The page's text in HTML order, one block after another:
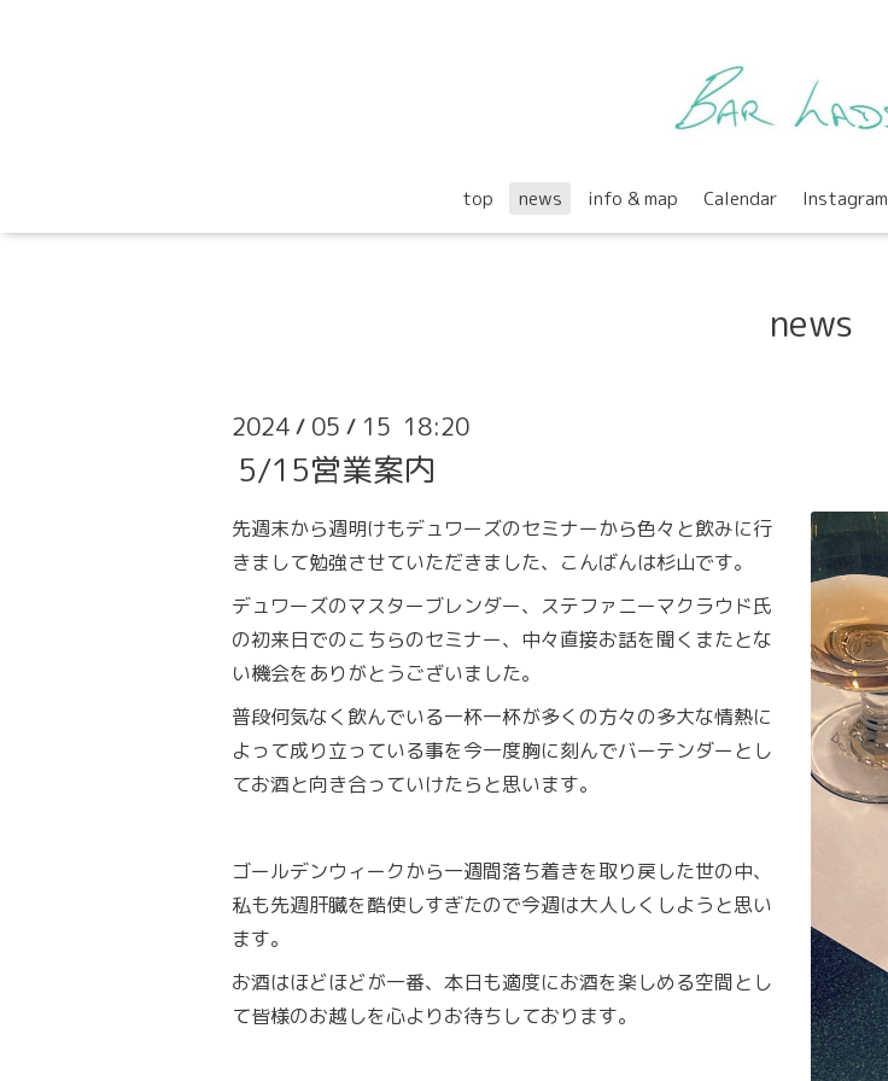
top news info & map Calendar Instagram
news
2024 / 05 / 15 18:20
5/15営業案内
先週末から週明けもデュワーズのセミナーから色々と飲みに行
きまして勉強させていただきました、こんばんは杉山です。
デュワーズのマスターブレンダー、ステファニーマクラウド氏
の初来日でのこちらのセミナー、中々直接お話を聞くまたとな
い機会をありがとうございました。
普段何気なく飲んでいる一杯一杯が多くの方々の多大な情熱に
よって成り立っている事を今一度胸に刻んでバーテンダーとし
てお酒と向き合っていけたらと思います。
ゴールデンウィークから一週間落ち着きを取り戻した世の中、
私も先週肝臓を酷使しすぎたので今週は大人しくしようと思い
ます。
お酒はほどほどが一番、本日も適度にお酒を楽しめる空間とし
て皆様のお越しを心よりお待ちしております。